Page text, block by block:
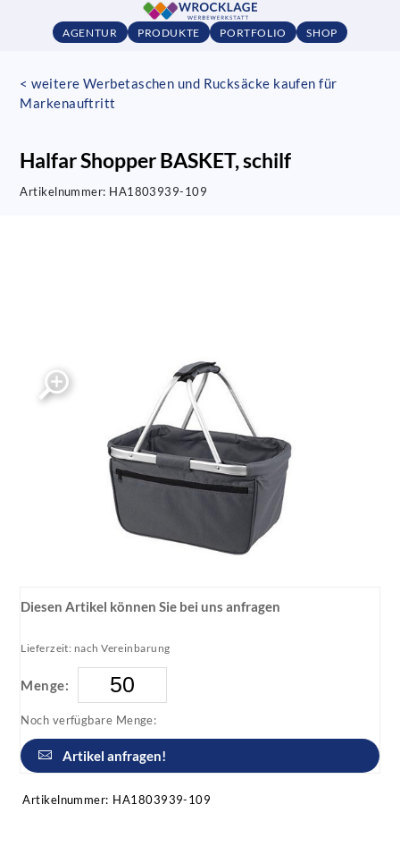
AGENTUR PRODUKTE PORTFOLIO SHOP
< weitere Werbetaschen und Rucksäcke kaufen für
Markenauftritt
Halfar Shopper BASKET, schilf
Artikelnummer: HA1803939-109
Diesen Artikel können Sie bei uns anfragen
Lieferzeit: nach Vereinbarung
Menge:
Noch verfügbare Menge:
Artikel anfragen!
Artikelnummer: HA1803939-109